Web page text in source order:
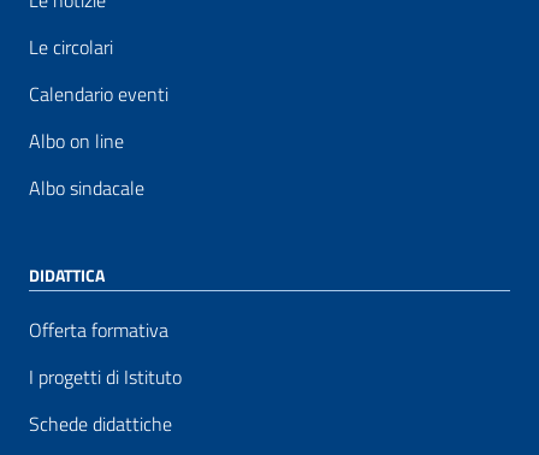
Le circolari
Calendario eventi
Albo on line
Albo sindacale
DIDATTICA
Offerta formativa
I progetti di Istituto
Schede didattiche